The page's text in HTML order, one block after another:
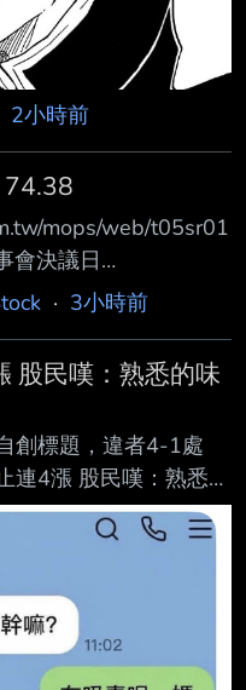
2小時前
mops/web/t05sr01
會決議日
通過日期:115/08/06
01/01~115/06/
營業收入(仟
計至本期止營業毛利
6.1月1日累計至本期
· 3小時前
股民嘆：熟悉的味
創標題，違者4-1處
連4漲 股民嘆：熟悉的
連結： 網址超過一
能點擊者板規 1-2-2
breakingnews/5530
超過3天新聞
名： 財經頻道／綜合